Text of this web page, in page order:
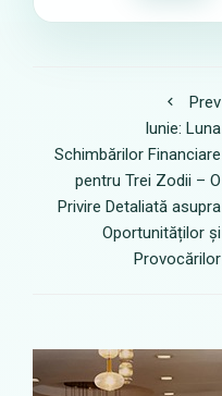
Prev
Iunie: Luna
Schimbărilor Financiare
pentru Trei Zodii – O
Privire Detaliată asupra
Oportunităților și
Provocărilor